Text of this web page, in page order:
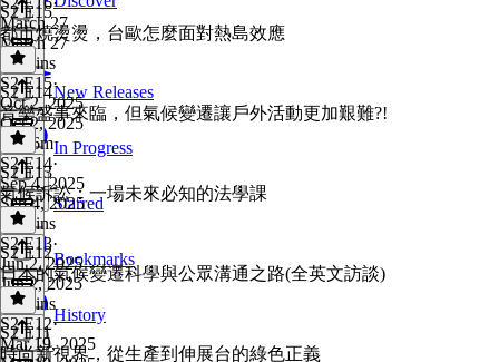
New Releases
In Progress
Starred
Bookmarks
History
March 27
March 27
52 mins
S2 E15
都市燒燙燙，台歐怎麼面對熱島效應
S2 E15·
Oct 2, 2025
Oct 2, 2025
1h 26m
S2 E14
音樂盛事來臨，但氣候變遷讓戶外活動更加艱難?!
S2 E14·
Sep 4, 2025
Sep 4, 2025
43 mins
S2 E13
氣候訴訟：一場未來必知的法學課
S2 E13·
Jun 2, 2025
Jun 2, 2025
53 mins
S2 E12
日本的氣候變遷科學與公眾溝通之路(全英文訪談)
S2 E12·
Mar 19, 2025
S2 E11
時尚新視界，從生產到伸展台的綠色正義